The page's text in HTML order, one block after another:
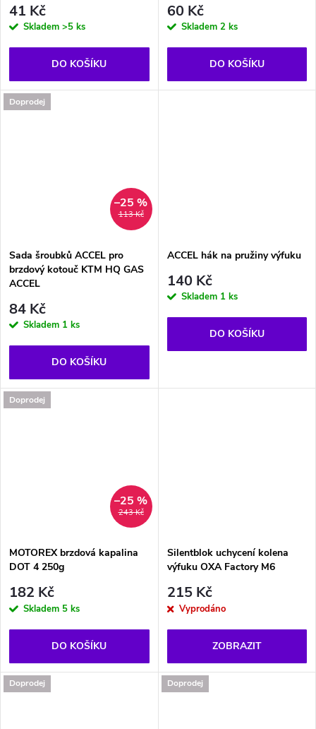
41 Kč
Skladem >5 ks
DO KOŠÍKU
60 Kč
Skladem 2 ks
DO KOŠÍKU
Doprodej
113 Kč
–25 %
Sada šroubků ACCEL pro
brzdový kotouč KTM HQ GAS
ACCEL
84 Kč
Skladem 1 ks
DO KOŠÍKU
ACCEL hák na pružiny výfuku
140 Kč
Skladem 1 ks
DO KOŠÍKU
Doprodej
243 Kč
–25 %
MOTOREX brzdová kapalina
DOT 4 250g
182 Kč
Skladem 5 ks
DO KOŠÍKU
Silentblok uchycení kolena
výfuku OXA Factory M6
215 Kč
Vyprodáno
ZOBRAZIT
Doprodej Doprodej